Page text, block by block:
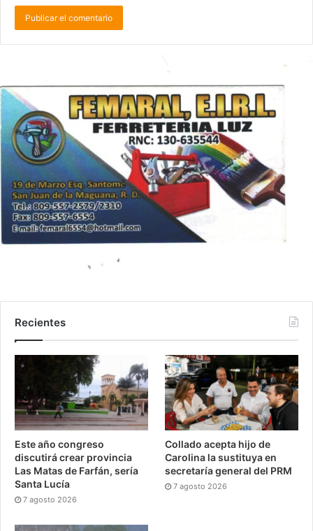
Recientes
Este año congreso
discutirá crear provincia
Las Matas de Farfán, sería
Santa Lucía
7 agosto 2026
Collado acepta hijo de
Carolina la sustituya en
secretaría general del PRM
7 agosto 2026